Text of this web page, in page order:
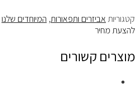
קטגוריות אביזרים ותפאורות, המיוחדים שלנו
להצעת מחיר
מוצרים קשורים